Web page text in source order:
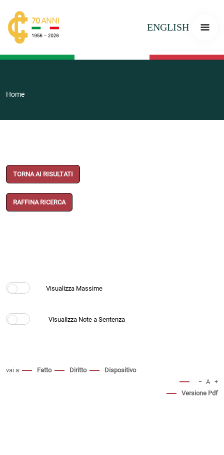
ENGLISH
Home
TORNA AI RISULTATI
RAFFINA RICERCA
vai a: Fatto Diritto
Dispositivo
− A +
Versione Pdf